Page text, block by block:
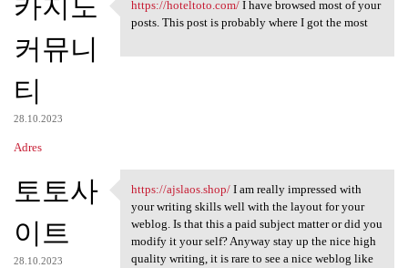
커뮤니
티
28.10.2023
Adres
https://hoteltoto.com/ I have
https://hoteltoto.com/I have browsed most of your
posts. This post is probably where I got the most
토토사
이트
28.10.2023
https://ajslaos.shop/ I am
https://ajslaos.shop/I am really impressed with
your writing skills well with the layout for your
weblog. Is that this a paid subject matter or did you
modify it your self? Anyway stay up the nice high
quality writing, it is rare to see a nice weblog like